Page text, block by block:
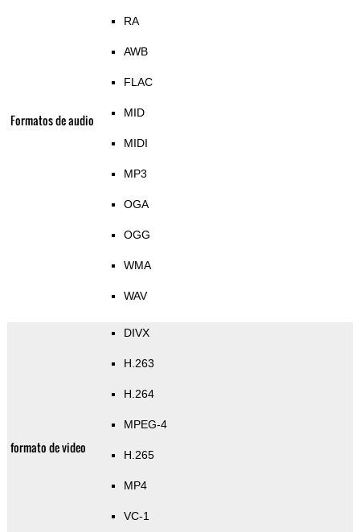
Formatos de audio
RA
AWB
FLAC
MID
MIDI
MP3
OGA
OGG
WMA
WAV
formato de video
DIVX
H.263
H.264
MPEG-4
H.265
MP4
VC-1